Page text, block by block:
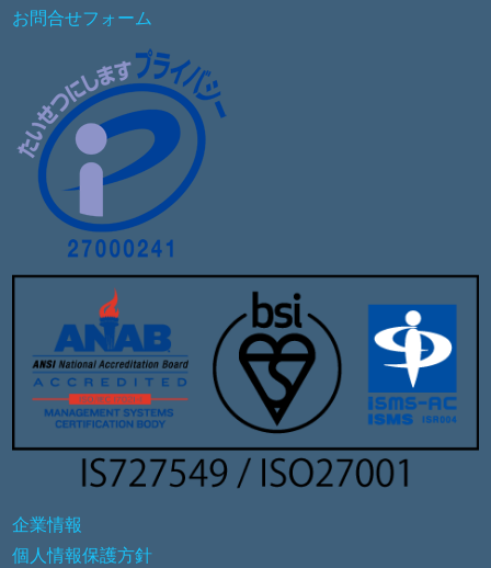
お問合せフォーム
企業情報
個人情報保護方針